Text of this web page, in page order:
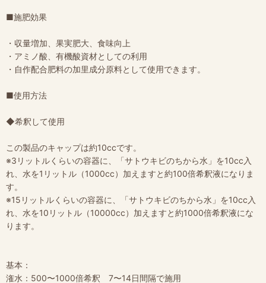
■施肥効果
・収量増加、果実肥大、食味向上
・アミノ酸、有機酸資材としての利用
・自作配合肥料の加里成分原料として使用できます。
■使用方法
◆希釈して使用
この製品のキャップは約10ccです。
※3リットルくらいの容器に、「サトウキビのちから水」を10cc入
れ、水を1リットル（1000cc）加えますと約100倍希釈液になりま
す。
※15リットルくらいの容器に、「サトウキビのちから水」を10cc入
れ、水を10リットル（10000cc）加えますと約1000倍希釈液にな
ります。
基本：
潅水：500〜1000倍希釈 7〜14日間隔で施用